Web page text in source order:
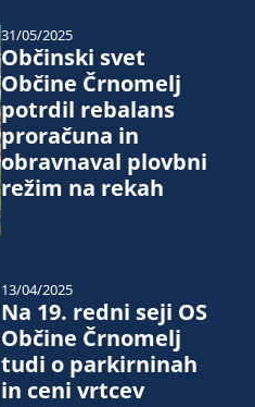
Občinski svet
Občine Črnomelj
potrdil rebalans
proračuna in
obravnaval plovbni
režim na rekah
31/05/2025
Na 19. redni seji OS
Občine Črnomelj
tudi o parkirninah
in ceni vrtcev
13/04/2025